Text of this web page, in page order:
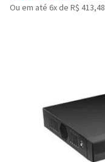
Ou em até 6x de R$ 413,48